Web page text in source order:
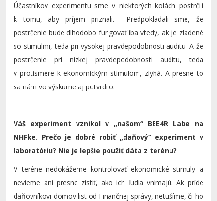
Účastníkov experimentu sme v niektorých kolách postrčili
k tomu, aby príjem priznali. Predpokladali sme, že
postrčenie bude dlhodobo fungovať iba vtedy, ak je zladené
so stimulmi, teda pri vysokej pravdepodobnosti auditu. A že
postrčenie pri nízkej pravdepodobnosti auditu, teda
v protismere k ekonomickým stimulom, zlyhá. A presne to
sa nám vo výskume aj potvrdilo.
Váš experiment vznikol v „našom“ BEE4R Labe na
NHFke. Prečo je dobré robiť „daňový“ experiment v
laboratóriu? Nie je lepšie použiť dáta z terénu?
V teréne nedokážeme kontrolovať ekonomické stimuly a
nevieme ani presne zistiť, ako ich ľudia vnímajú. Ak príde
daňovníkovi domov list od Finančnej správy, netušíme, či ho